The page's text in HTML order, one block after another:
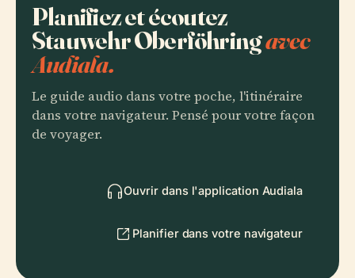
Planifiez et écoutez
Stauwehr Oberföhringavec
Audiala.
Le guide audio dans votre poche, l'itinéraire
dans votre navigateur. Pensé pour votre façon
de voyager.
Ouvrir dans l'application Audiala
Planifier dans votre navigateur